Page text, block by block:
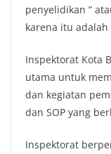
penyelidikan ”
karena itu adalah
Inspektorat Kota
utama untuk
dan kegiatan
dan SOP yang
Inspektorat